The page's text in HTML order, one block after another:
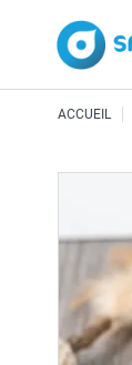
ACCUEIL